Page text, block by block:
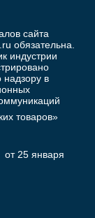
сайта
обязательна.
индустрии
в
товаров»
25 января